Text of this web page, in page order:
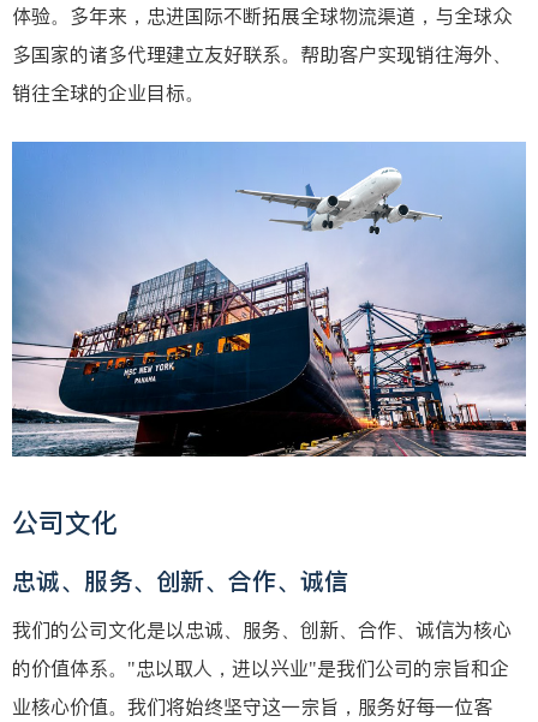
体验。多年来，忠进国际不断拓展全球物流渠道，与全球众
多国家的诸多代理建立友好联系。帮助客户实现销往海外、
销往全球的企业目标。
公司文化
忠诚、服务、创新、合作、诚信
我们的公司文化是以忠诚、服务、创新、合作、诚信为核心
的价值体系。"忠以取人，进以兴业"是我们公司的宗旨和企
业核心价值。我们将始终坚守这一宗旨，服务好每一位客